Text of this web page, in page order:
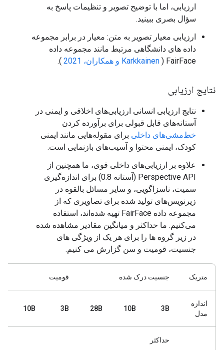
ارزیابی، اما با توضیح تصویر و تنظیمات پاسخ به
سؤال بصری ببینید.
ارزیابی معیار تصویر به متن: معیار در برابر مجموعه
داده های دانشگاهی مرتبط مانند مجموعه داده
FairFace (
Karkkainen و همکاران، 2021 ).
نتایج ارزیابی
نتایج ارزیابی انسانی ارزیابی‌های اخلاقی و ایمنی در
آستانه‌های قابل قبولی برای برآورده کردن
خط‌مشی‌های داخلی برای مقوله‌هایی مانند ایمنی
کودک، ایمنی محتوا و آسیب‌های بازنمایی است.
علاوه بر ارزیابی‌های داخلی قوی، ما همچنین از
Perspective API (آستانه 0.8) برای اندازه‌گیری
سمیت، ناسزاگویی، و سایر مسائل بالقوه در
زیرنویس‌های تولید شده برای تصاویری که از
مجموعه داده FairFace تهیه شده‌اند، استفاده
می‌کنیم. ما حداکثر و میانگین مقادیر مشاهده شده
در زیر گروه ها را برای هر یک از ویژگی های
جنسیت، قومیت و سن گزارش می کنیم.
متریک جنسیت درک شده قومیت
اندازه
مدل
3B
10B
28B
3B
10B
حداکثر